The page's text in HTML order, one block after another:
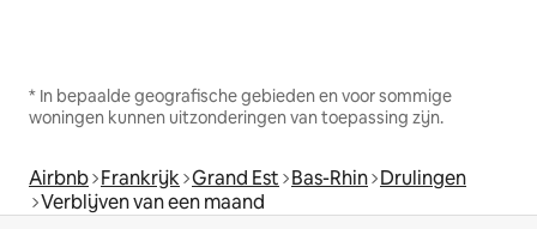
* In bepaalde geografische gebieden en voor sommige
woningen kunnen uitzonderingen van toepassing zijn.
Airbnb Frankrijk Grand Est Bas-Rhin Drulingen
Verblijven van een maand